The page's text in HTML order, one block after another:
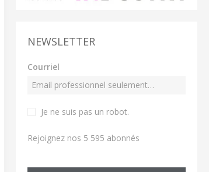
NEWSLETTER
Courriel
Je ne suis pas un robot.
Rejoignez nos 5 595 abonnés